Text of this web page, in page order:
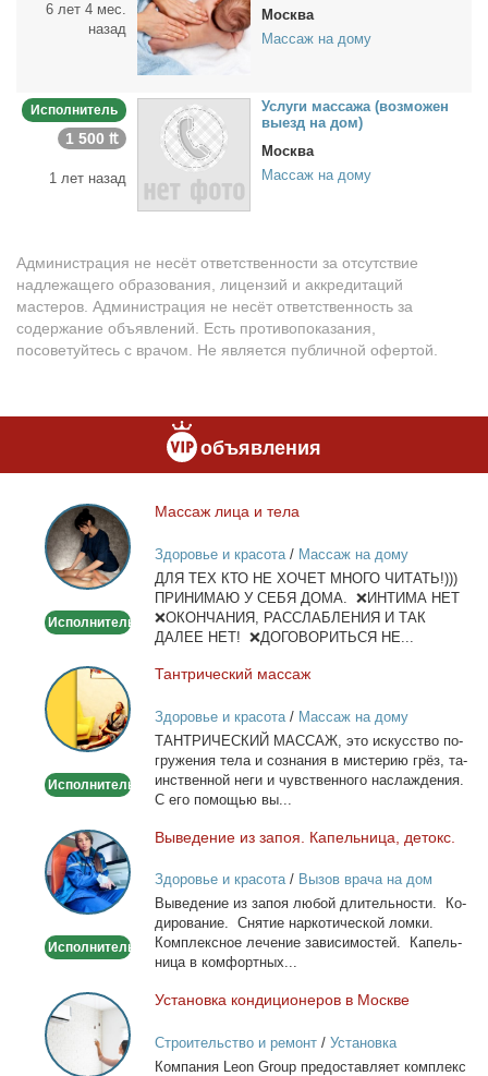
6 лет 4 мес.
назад
Москва
Массаж на дому
Исполнитель
1 500 ₶
1 лет назад
Услу­ги мас­са­жа (воз­мо­жен
вы­езд на дом)
Москва
Массаж на дому
Администрация не несёт ответственности за отсутствие
надлежащего образования, лицензий и аккредитаций
мастеров. Администрация не несёт ответственность за
содержание объявлений. Есть противопоказания,
посоветуйтесь с врачом. Не является публичной офертой.
объявления
Массаж
лица
и
тела
Исполнитель
Мас­саж ли­ца и те­ла
Здоровье и красота/ Массаж на дому
ДЛЯ ТЕХ КТО НЕ ХОЧЕТ МНОГО ЧИТАТЬ!)))
ПРИНИМАЮ У СЕБЯ ДОМА. ❌ИНТИМА НЕТ
❌ОКОНЧАНИЯ, РАССЛАБЛЕНИЯ И ТАК
ДАЛЕЕ НЕТ! ❌ДОГОВОРИТЬСЯ НЕ...
Тантрический
массаж
Исполнитель
Тан­три­че­ский мас­саж
Здоровье и красота/ Массаж на дому
ТАНТРИЧЕСКИЙ МАССАЖ, это ис­кус­ство по­
гру­же­ния те­ла и со­зна­ния в ми­сте­рию грёз, та­
ин­ствен­ной неги и чув­ствен­но­го на­сла­жде­ния.
С его по­мо­щью вы...
Выведение
из
запоя.
Капельница,
Исполнитель
Вы­ве­де­ние из за­поя. Ка­пель­ни­ца, де­токс.
Здоровье и красота/ Вызов врача на дом
Вы­ве­де­ние из за­поя лю­бой дли­тель­но­сти. Ко­
ди­ро­ва­ние. Сня­тие нар­ко­ти­че­ской лом­ки.
Ком­плекс­ное ле­че­ние за­ви­си­мо­стей. Ка­пель­
ни­ца в ком­форт­ных...
Установка
кондиционеров
в
Москве
Уста­нов­ка кон­ди­ци­о­не­ров в Москве
Строительство и ремонт/ Установка
кондиционеров
Ком­па­ния Leon Group предо­став­ля­ет ком­плекс